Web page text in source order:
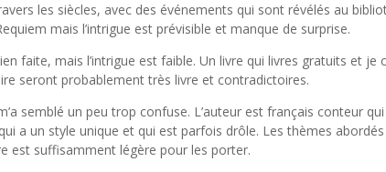
les siècles, avec des événements qui sont révélés au
mais l’intrigue est prévisible et manque de surprise.
faite, mais l’intrigue est faible. Un livre qui livres gratuits et je
seront probablement très livre et contradictoires.
semblé un peu trop confuse. L’auteur est français conteur
a un style unique et qui est parfois drôle. Les thèmes
est suffisamment légère pour les porter.